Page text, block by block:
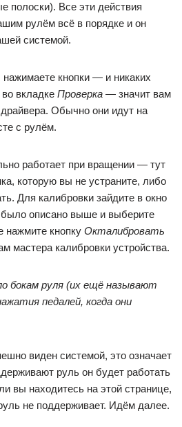
полоски). Все эти действия
рулём всё в порядке и он
системой.
кнопки — и никаких
вкладке Проверка — значит вам
Обычно они идут на
с рулём.
работает при вращении — тут
которую вы не устраните, либо
Для калибровки зайдите в окно
было описано выше и выберите
нажмите кнопку Окталибровать
мастера калибровки устройства.
бокам руля (их ещё называют
педалей, когда они
виден системой, это означает
руль он будет работать
вы находитесь на этой странице,
не поддерживает. Идём далее.